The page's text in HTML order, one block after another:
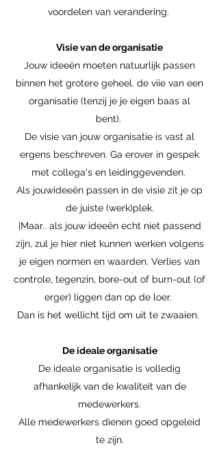
voordelen van verandering.
Visie van de organisatie
Jouw ideeën moeten natuurlijk passen
binnen het grotere geheel. de viie van een
organisatie (tenzij je je eigen baas al
bent).
De visie van jouw organisatie is vast al
ergens beschreven. Ga erover in gespek
met collega's en leidinggevenden.
Als jouwideeën passen in de visie zit je op
de juiste (werk)plek.
|Maar.. als jouw ideeën echt niet passend
zijn, zul je hier niet kunnen werken volgens
je eigen normen en waarden. Verlies van
controle, tegenzin, bore-out of burn-out (of
erger) liggen dan op de loer.
Dan is het wellicht tijd om uit te zwaaien.
De ideale organisatie
De ideale organisatie is volledig
afhankelijk van de kwaliteit van de
medewerkers.
Alle medewerkers dienen goed opgeleid
te zijn.